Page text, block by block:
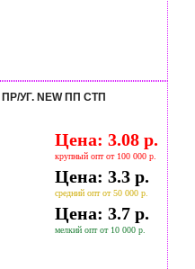
УГ. NEW ПП СТП
Цена: 3.08 р.
крупный опт от 100 000 р.
Цена: 3.3 р.
средний опт от 50 000 р.
Цена: 3.7 р.
мелкий опт от 10 000 р.